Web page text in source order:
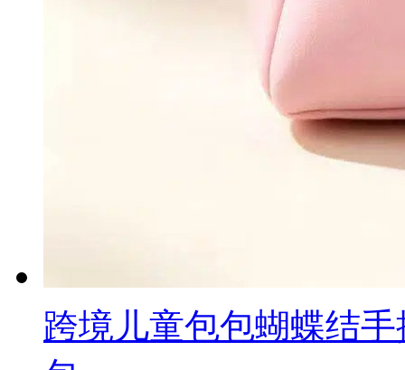
跨境儿童包包蝴蝶结